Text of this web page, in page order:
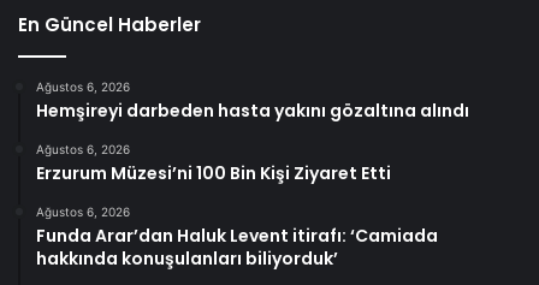
En Güncel Haberler
Ağustos 6, 2026
Hemşireyi darbeden hasta yakını gözaltına alındı
Ağustos 6, 2026
Erzurum Müzesi’ni 100 Bin Kişi Ziyaret Etti
Ağustos 6, 2026
Funda Arar’dan Haluk Levent itirafı: ‘Camiada
hakkında konuşulanları biliyorduk’